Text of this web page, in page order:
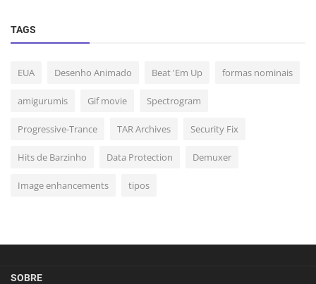
TAGS
EUA Desenho Animado Beat 'Em Up formas nominais
amigurumis Gif movie Spectrogram
Progressive-Trance TAR Archives Security Fix
Hits de Barzinho Data Protection Demuxer
Image enhancements tipos
SOBRE